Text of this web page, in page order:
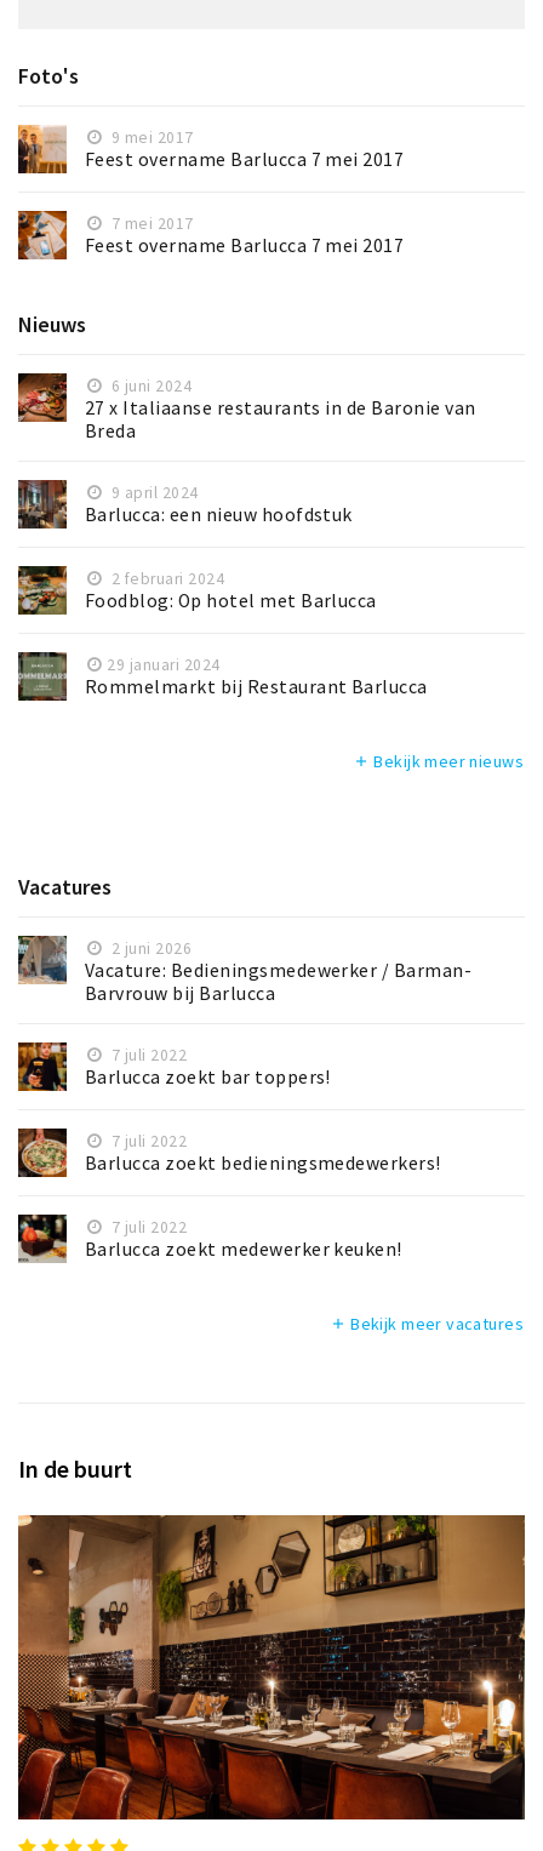
Foto's
9 mei 2017
Feest overname Barlucca 7 mei 2017
7 mei 2017
Feest overname Barlucca 7 mei 2017
Nieuws
6 juni 2024
27 x Italiaanse restaurants in de Baronie van
Breda
9 april 2024
Barlucca: een nieuw hoofdstuk
2 februari 2024
Foodblog: Op hotel met Barlucca
29 januari 2024
Rommelmarkt bij Restaurant Barlucca
add Bekijk meer nieuws
Vacatures
2 juni 2026
Vacature: Bedieningsmedewerker / Barman-
Barvrouw bij Barlucca
7 juli 2022
Barlucca zoekt bar toppers!
7 juli 2022
Barlucca zoekt bedieningsmedewerkers!
7 juli 2022
Barlucca zoekt medewerker keuken!
add Bekijk meer vacatures
In de buurt